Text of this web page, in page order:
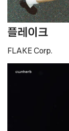
플레이크
FLAKE Corp.